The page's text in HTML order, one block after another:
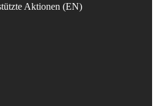
Aktionen (EN)